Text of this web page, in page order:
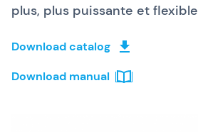
plus, plus puissante et
Download catalog
Download manual